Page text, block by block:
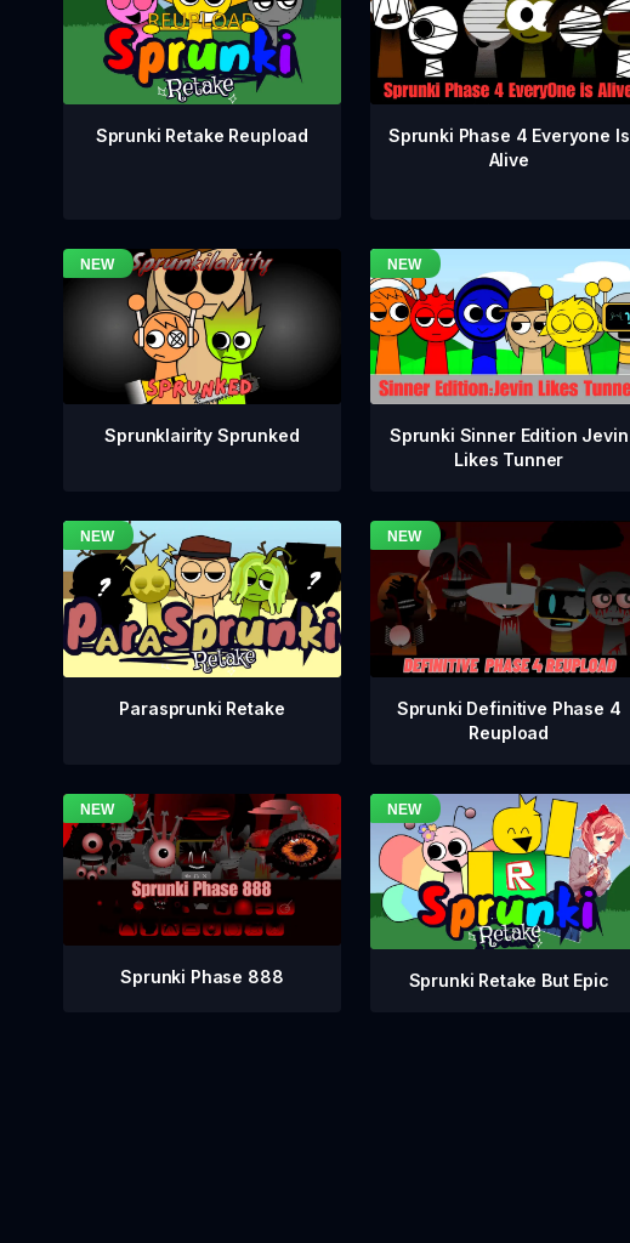
Sprunki Retake Reupload
Sprunki Phase 4 Everyone Is
Alive
Sprunklairity Sprunked
Sprunki Sinner Edition Jevin
Likes Tunner
Parasprunki Retake
Sprunki Definitive Phase 4
Reupload
Sprunki Phase 888 Sprunki Retake But Epic